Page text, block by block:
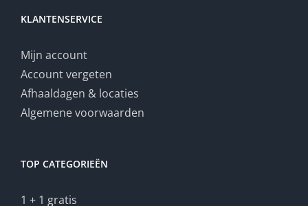
KLANTENSERVICE
Mijn account
Account vergeten
Afhaaldagen & locaties
Algemene voorwaarden
TOP CATEGORIEËN
1 + 1 gratis